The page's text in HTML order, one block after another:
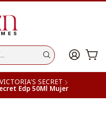
VICTORIA'S SECRET
Edp 50Ml Mujer